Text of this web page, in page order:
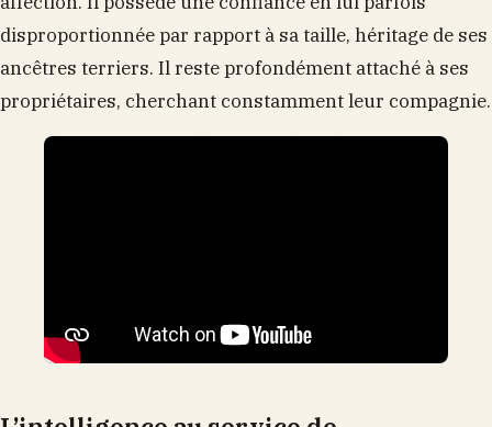
disproportionnée par rapport à sa taille, héritage de ses
ancêtres terriers. Il reste profondément attaché à ses
propriétaires, cherchant constamment leur compagnie.